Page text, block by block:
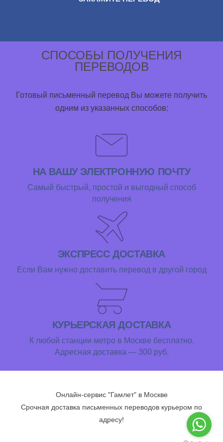
СПОСОБЫ ПОЛУЧЕНИЯ
ПЕРЕВОДОВ
Готовый письменный перевод Вы можете получить
одним из указанных способов:
НА ВАШУ ЭЛЕКТРОННУЮ ПОЧТУ
Самый быстрый, простой и выгодный способ
получения
ЭКСПРЕСС ДОСТАВКА
Если Вам нужно доставить перевод в другой город
КУРЬЕРСКАЯ ДОСТАВКА
К любой станции метро в Москве бесплатно.
Адресная доставка — 300 руб.
Онлайн-сервис "Гамлет" в Москве
Срочная доставка письменных переводов курьером по
адресу!